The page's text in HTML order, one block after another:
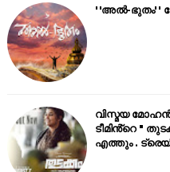
''അൽ-ഭുതം''
വിസ്മയ
ടീമിൻ്റെ "
എത്തും .